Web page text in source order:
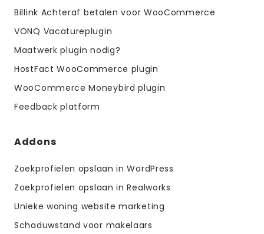
Billink Achteraf betalen voor WooCommerce
VONQ Vacatureplugin
Maatwerk plugin nodig?
HostFact WooCommerce plugin
WooCommerce Moneybird plugin
Feedback platform
Addons
Zoekprofielen opslaan in WordPress
Zoekprofielen opslaan in Realworks
Unieke woning website marketing
Schaduwstand voor makelaars